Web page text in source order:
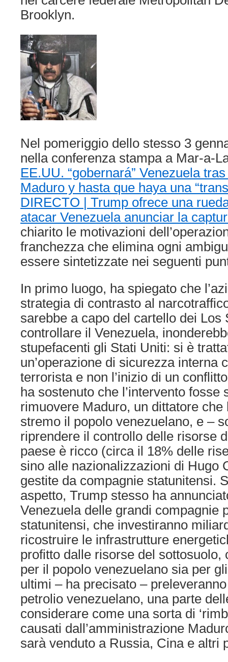
Brooklyn.
Nel pomeriggio dello stesso 3
nella conferenza stampa a Mar-a-
EE.UU. “gobernará” Venezuela
Maduro y hasta que haya una
DIRECTO | Trump ofrece una
atacar Venezuela anunciar la
chiarito le motivazioni
franchezza che elimina ogni
essere sintetizzate nei seguenti
In primo luogo, ha spiegato che
strategia di contrasto al
sarebbe a capo del cartello dei Los
controllare il Venezuela,
stupefacenti gli Stati Uniti: si è
un’operazione di sicurezza interna
terrorista e non l’inizio di un
ha sostenuto che l’intervento fosse
rimuovere Maduro, un dittatore che
stremo il popolo venezuelano, e –
riprendere il controllo delle risorse
paese è ricco (circa il 18% delle
sino alle nazionalizzazioni di Hugo
gestite da compagnie statunitensi.
aspetto, Trump stesso ha
Venezuela delle grandi compagnie
statunitensi, che investiranno
ricostruire le infrastrutture
profitto dalle risorse del sottosuolo,
per il popolo venezuelano sia per
ultimi – ha precisato –
petrolio venezuelano, una parte
considerare come una sorta di
causati dall’amministrazione
sarà venduto a Russia, Cina e altri